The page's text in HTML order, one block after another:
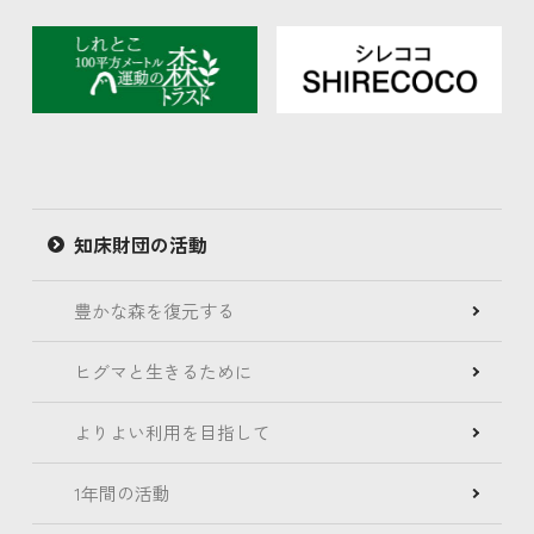
知床財団の活動
豊かな森を復元する
ヒグマと生きるために
よりよい利用を目指して
1年間の活動